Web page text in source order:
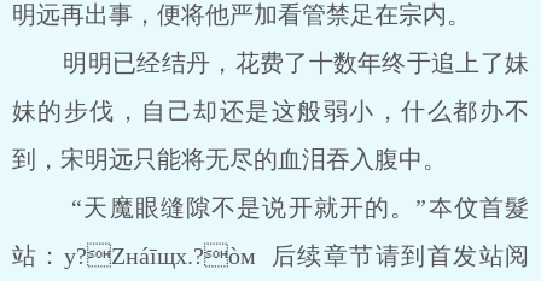
明远再出事，便将他严加看管禁足在宗内。
明明已经结丹，花费了十数年终于追上了妹
妹的步伐，自己却还是这般弱小，什么都办不
到，宋明远只能将无尽的血泪吞入腹中。
“天魔眼缝隙不是说开就开的。”夲伩首髮
站：y?Zнáīщх.?òм 后续章节请到首发站阅